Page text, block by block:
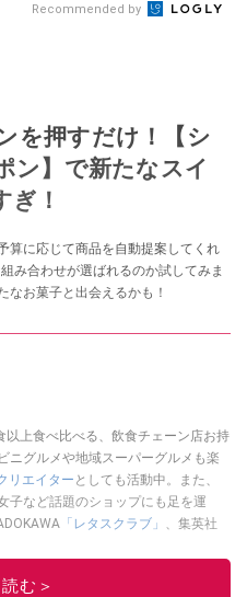
Recommended by
を押すだけ！【シ
ン】で新たなスイ
！
算に応じて商品を自動提案してくれ
み合わせが選ばれるのか試してみま
なお菓子と出会えるかも！
上食べ比べる、飲食チェーン店お持
ニグルメや地域スーパーグルメも楽
リエイター としても活動中。また、
子など話題のショップにも足を運
「レタスクラブ」
、集英社
績あり。
む＞